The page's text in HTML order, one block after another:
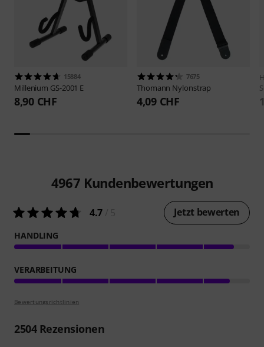
15884
Millenium GS-2001 E
8,90 CHF
7675
Thomann Nylonstrap
4,09 CHF
4967 Kundenbewertungen
4.7 Jetzt bewerten
HANDLING
VERARBEITUNG
Bewertungsrichtlinien
2504Rezensionen